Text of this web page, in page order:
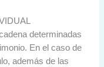
determinadas
En el caso de
además de las